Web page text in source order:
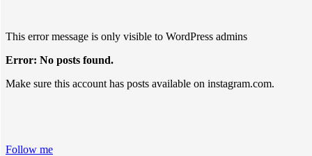
This error message is only visible to WordPress admins
Error: No posts found.
Make sure this account has posts available on instagram.com.
Follow me